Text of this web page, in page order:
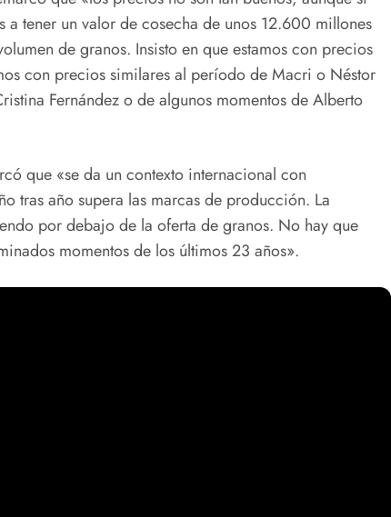
a tener un valor de cosecha de unos 12.600 millones
de granos. Insisto en que estamos con precios
con precios similares al período de Macri o Néstor
Fernández o de algunos momentos de Alberto
que «se da un contexto internacional con
tras año supera las marcas de producción. La
por debajo de la oferta de granos. No hay que
momentos de los últimos 23 años».